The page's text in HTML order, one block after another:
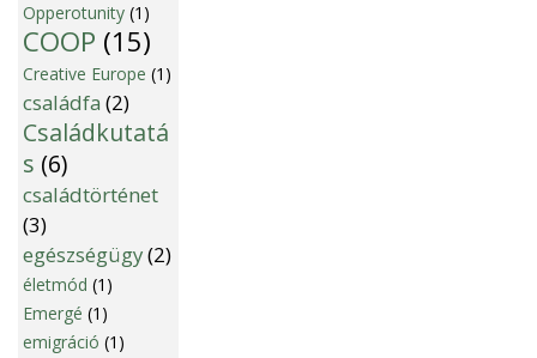
Opperotunity (1)
COOP (15)
Creative Europe (1)
családfa (2)
Családkutatá
s (6)
családtörténet
(3)
egészségügy(2)
életmód (1)
Emergé (1)
emigráció (1)